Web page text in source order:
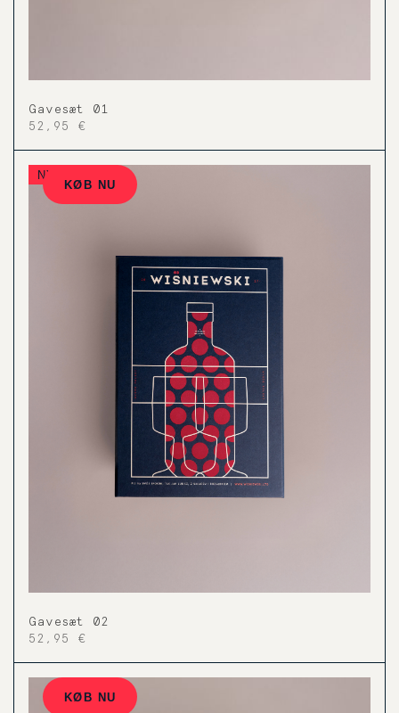
Gavesæt 01
52,95 €
NYHED
KØB NU
Gavesæt 02
52,95 €
KØB NU